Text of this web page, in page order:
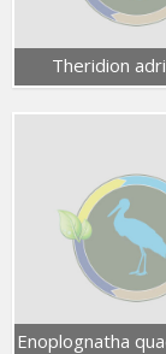
Theridion
Enoplognatha